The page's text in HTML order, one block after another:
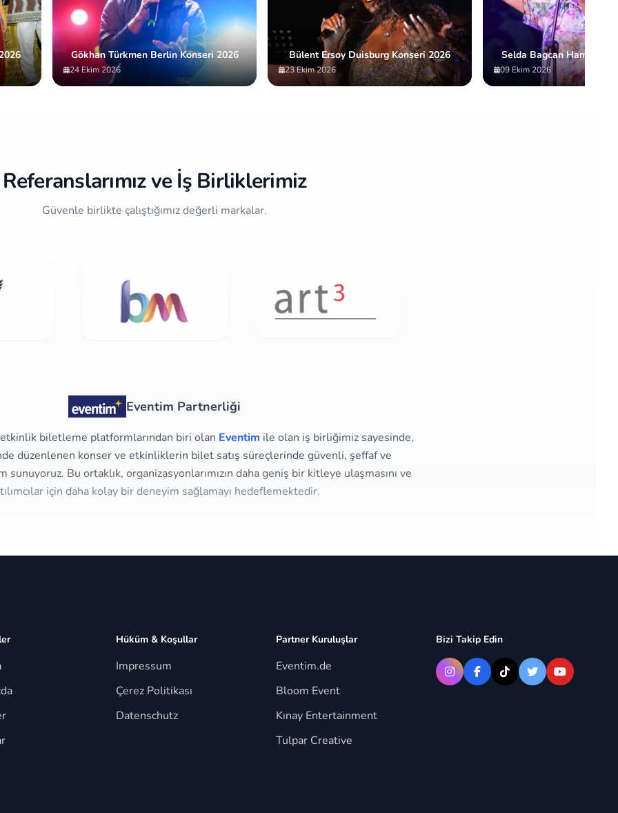
Gökhan Türkmen Berlin Konseri 2026
24 Ekim 2026
Bülent Ersoy Duisburg Konseri 2026
23 Ekim 2026
Selda Bagcan Hamburg
09 Ekim 2026
Referanslarımız ve İş Birliklerimiz
Güvenle birlikte çalıştığımız değerli markalar.
Eventim Partnerliği
etkinlik biletleme platformlarından biri olan Eventim ile olan iş birliğimiz sayesinde,
düzenlenen konser ve etkinliklerin bilet satış süreçlerinde güvenli, şeffaf ve
sunuyoruz. Bu ortaklık, organizasyonlarımızın daha geniş bir kitleye ulaşmasını ve
için daha kolay bir deneyim sağlamayı hedeflemektedir.
Hüküm & Koşullar
Impressum
Çerez Politikası
Datenschutz
Partner Kuruluşlar
Eventim.de
Bloom Event
Kınay Entertainment
Tulpar Creative
Bizi Takip Edin